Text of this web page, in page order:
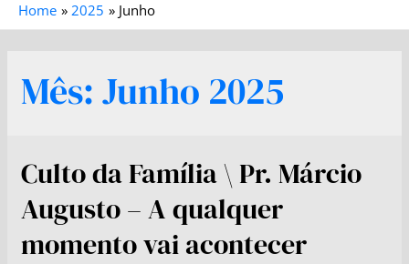
Home 2025 Junho
Mês:Junho 2025
Culto da Família \ Pr. Márcio
Augusto – A qualquer
momento vai acontecer